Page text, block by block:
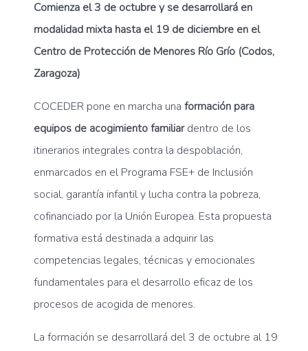
Comienza el 3 de octubre y se desarrollará en
modalidad mixta hasta el 19 de diciembre en el
Centro de Protección de Menores Río Grío (Codos,
Zaragoza)
COCEDER pone en marcha una formación para
equipos de acogimiento familiardentro de los
itinerarios integrales contra la despoblación,
enmarcados en el Programa FSE+ de Inclusión
social, garantía infantil y lucha contra la pobreza,
cofinanciado por la Unión Europea. Esta propuesta
formativa está destinada a adquirir las
competencias legales, técnicas y emocionales
fundamentales para el desarrollo eficaz de los
procesos de acogida de menores.
La formación se desarrollará del 3 de octubre al 19